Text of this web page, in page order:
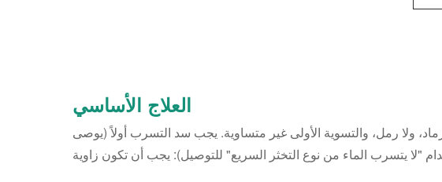
العلاج الأساسي
ولا رمل، والتسوية الأولى غير متساوية. يجب سد التسرب أولاً (يوصى